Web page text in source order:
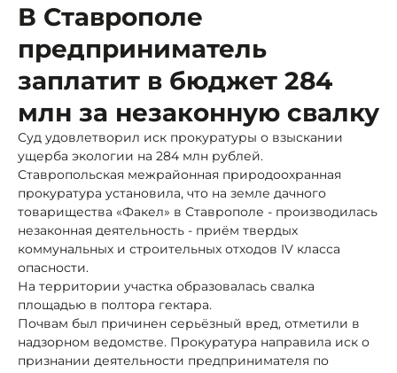
В Ставрополе
предприниматель
заплатит в бюджет 284
млн за незаконную свалку
Суд удовлетворил иск прокуратуры о взыскании
ущерба экологии на 284 млн рублей.
Ставропольская межрайонная природоохранная
прокуратура установила, что на земле дачного
товарищества «Факел» в Ставрополе - производилась
незаконная деятельность - приём твердых
коммунальных и строительных отходов IV класса
опасности.
На территории участка образовалась свалка
площадью в полтора гектара.
Почвам был причинен серьёзный вред, отметили в
надзорном ведомстве. Прокуратура направила иск о
признании деятельности предпринимателя по